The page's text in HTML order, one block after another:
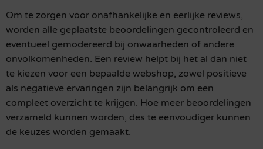
Om te zorgen voor onafhankelijke en eerlijke reviews,
worden alle geplaatste beoordelingen gecontroleerd en
eventueel gemodereerd bij onwaarheden of andere
onvolkomenheden. Een review helpt bij het al dan niet
te kiezen voor een bepaalde webshop, zowel positieve
als negatieve ervaringen zijn belangrijk om een
compleet overzicht te krijgen. Hoe meer beoordelingen
verzameld kunnen worden, des te eenvoudiger kunnen
de keuzes worden gemaakt.